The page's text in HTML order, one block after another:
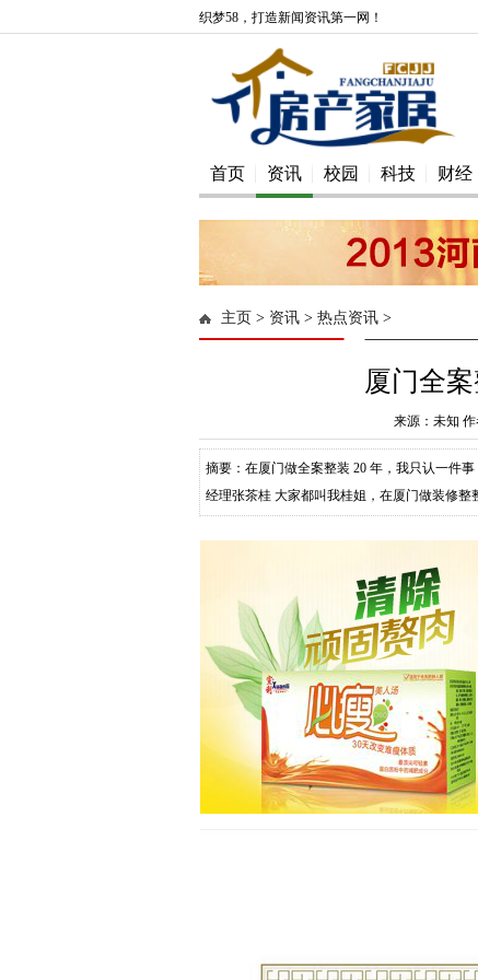
织梦58，打造新闻资讯第一网！
首页 资讯 校园 科技 财经
主页 > 资讯 > 热点资讯 >
厦门全
来源：未知
摘要：在厦门做全案整装 20 年，我只认一件
经理张茶桂 大家都叫我桂姐，在厦门做装修